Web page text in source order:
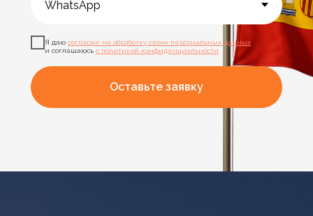
Я даю согласие на обработку своих персональных данных
и соглашаюсь с политикой конфиденциальности
Оставьте заявку